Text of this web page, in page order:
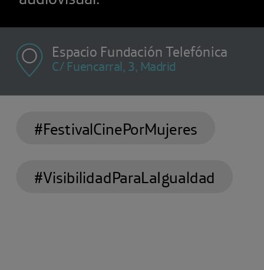
Espacio Fundación Telefónica
C/ Fuencarral, 3, Madrid
#FestivalCinePorMujeres
#VisibilidadParaLaIgualdad